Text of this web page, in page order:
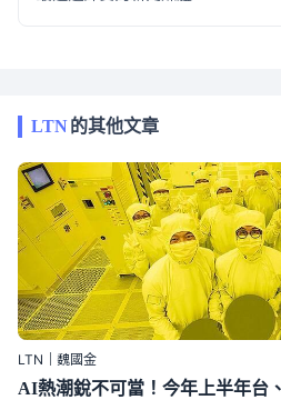
LTN的其他文章
LTN｜魏國金
AI熱潮銳不可當！今年上半年台